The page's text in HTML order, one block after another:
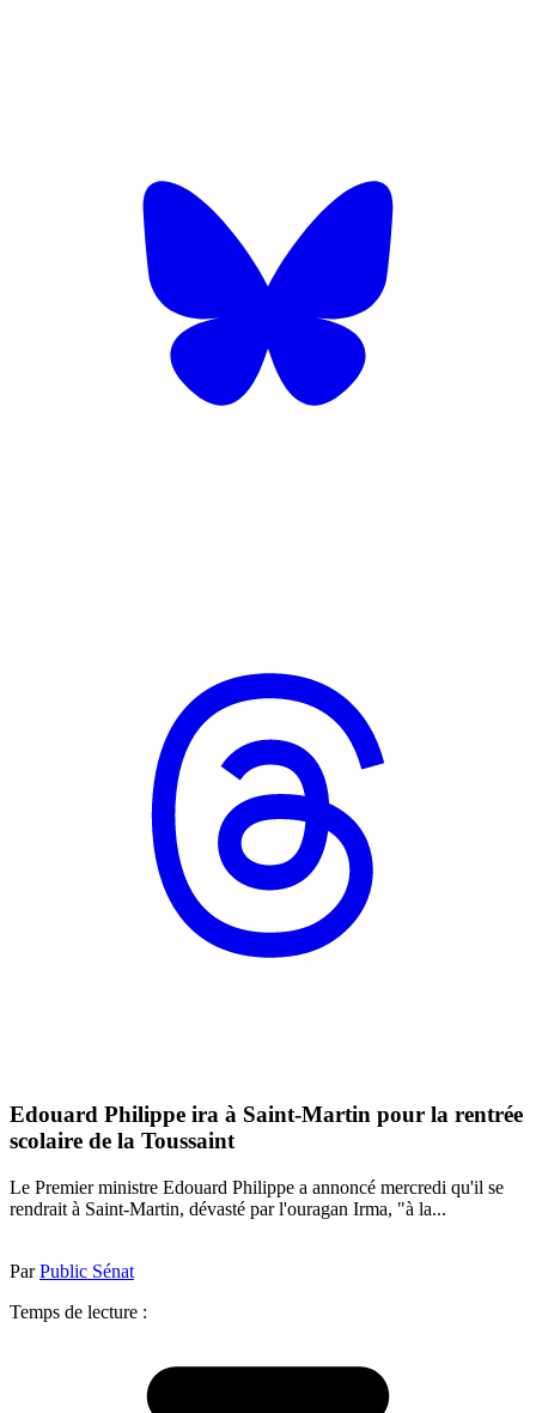
Edouard Philippe ira à Saint-Martin pour la rentrée
scolaire de la Toussaint
Le Premier ministre Edouard Philippe a annoncé mercredi qu'il se
rendrait à Saint-Martin, dévasté par l'ouragan Irma, "à la...
ParPublic Sénat
Temps de lecture :